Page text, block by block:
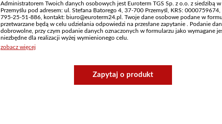
Administratorem Twoich danych osobowych jest Euroterm TGS Sp. z o.o. z siedzibą w
Przemyślu pod adresem: ul. Stefana Batorego 4, 37-700 Przemyśl, KRS: 0000759674,
795-25-51-886, kontakt: biuro@euroterm24.pl. Twoje dane osobowe podane w
przetwarzane będą w celu udzielania odpowiedzi na przesłane zapytanie . Podanie
dobrowolne, przy czym podanie danych oznaczonych w formularzu jako wymagane
niezbędne dla realizacji wyżej wymienionego celu.
zobacz więcej